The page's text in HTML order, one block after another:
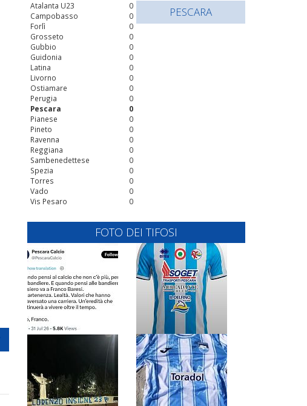
0
Atalanta U23
0
Campobasso
0
Forlì
0
Grosseto
0
Gubbio
0
Guidonia
0
Latina
0
Livorno
0
Ostiamare
0
Perugia
0
Pescara
0
Pianese
0
Pineto
0
Ravenna
0
Reggiana
0
Sambenedettese
0
Spezia
0
Torres
0
Vado
0
Vis Pesaro
PESCARA
FOTO DEI TIFOSI